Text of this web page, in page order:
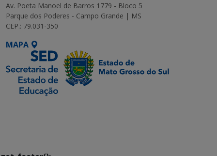
Av. Poeta Manoel de Barros 1779 - Bloco 5
Parque dos Poderes - Campo Grande | MS
CEP.: 79.031-350
MAPA